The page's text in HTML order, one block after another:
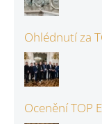
Ohlédnutí za
Ocenění TOP